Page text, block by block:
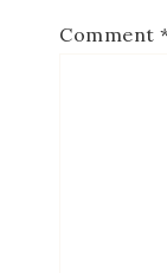
Comment